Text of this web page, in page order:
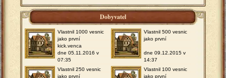
Dobyvatel
Vlastnil 1000 vesnic
jako první
kick.venca
dne 05.11.2016 v
07:35
Vlastnil 500 vesnic
jako první
dne 09.12.2015 v
14:37
Vlastnil 250 vesnic
jako první
Vlastnil 100 vesnic
jako první